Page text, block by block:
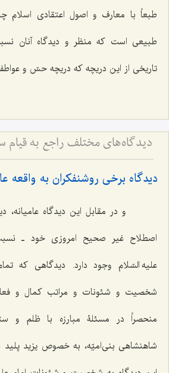
طبعاً با معارف و اصول اعتقادی اسلام
طبیعی است که منظر و دیدگاه آنان
تاریخی از این دریچه که دریچه حسّ و
دیدگاه برخی روشنفکران به واقعه
و در مقابل این دیدگاه عامیانه،
اصطلاح غیر صحیح امروزی خود ـ
علیه السّلام وجود دارد. دیدگاهی که
شخصیت و شئونات و مراتب کمال و
منحصراً در مسئلۀ مبارزه با ظلم و
شاهنشاهی بنی‌امیّه، به خصوص یزید پلید